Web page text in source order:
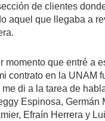
de clientes
aquel que llegaba a
momento que entré a
contrato en la UNAM
di a la tarea de
Espinosa, Germán
Efraín Herrera y